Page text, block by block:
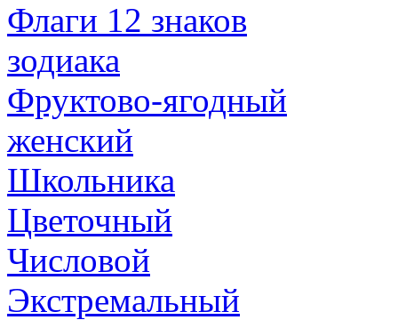
Флаги 12 знаков
зодиака
Фруктово-ягодный
женский
Школьника
Цветочный
Числовой
Экстремальный